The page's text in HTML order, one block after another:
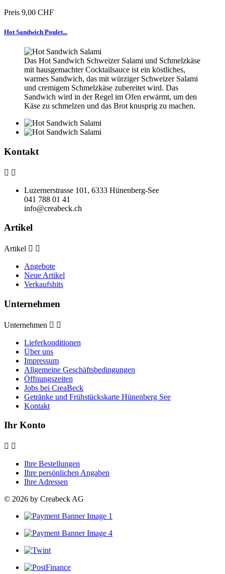
Preis 9,00 CHF
Hot Sandwich Poulet...
Das Hot Sandwich Schweizer Salami und Schmelzkäse
mit hausgemachter Cocktailsauce ist ein köstliches,
warmes Sandwich, das mit würziger Schweizer Salami
und cremigem Schmelzkäse zubereitet wird. Das
Sandwich wird in der Regel im Ofen erwärmt, um den
Käse zu schmelzen und das Brot knusprig zu machen.
Kontakt
 
Luzernerstrasse 101, 6333 Hünenberg-See
041 788 01 41
info@creabeck.ch
Artikel
Artikel  
Angebote
Neue Artikel
Verkaufshits
Unternehmen
Unternehmen  
Lieferkonditionen
Über uns
Impressum
Allgemeine Geschäftsbedingungen
Öffnungszeiten
Jobs bei CreaBeck
Getränke und Frühstückskarte Hünenberg See
Kontakt
Ihr Konto
 
Ihre Bestellungen
Ihre persönlichen Angaben
Ihre Adressen
© 2026 by Creabeck AG